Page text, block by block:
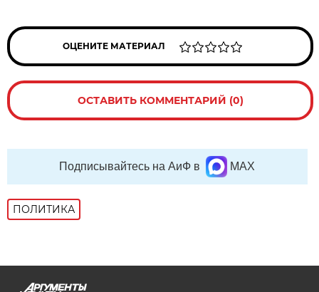
ОЦЕНИТЕ МАТЕРИАЛ
ОСТАВИТЬ КОММЕНТАРИЙ (0)
Подписывайтесь на АиФ в MAX
ПОЛИТИКА